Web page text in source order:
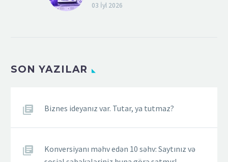
şəbəkələriniz buna görə
satmır! Rəqəmsal
reklam büdcəsinin…
03 İyl 2026
SON YAZILAR
Biznes ideyanız var. Tutar, ya tutmaz?
Konversiyanı məhv edən 10 səhv: Saytınız və